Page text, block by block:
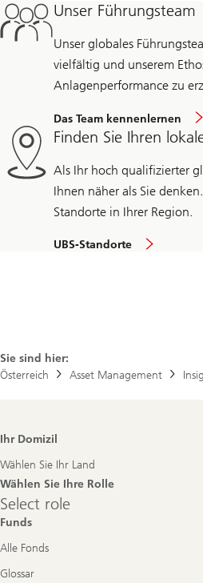
Unser Führungsteam
Unser globales
vielfältig und unserem
Anlagenperformance zu
Das Team kennenlernen
Finden Sie Ihren
Als Ihr hoch qualifizierter
Ihnen näher als Sie
Standorte in Ihrer Region.
UBS-Standorte
Sie sind hier:
Österreich
Asset Management
Footer
Ihr Domizil
Wählen Sie Ihr Land
Wählen Sie Ihre Rolle
Select
role
Select role
Funds
Alle Fonds
Glossar